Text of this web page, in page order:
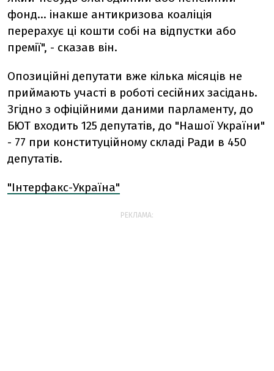
фонд... інакше антикризова коаліція
перерахує ці кошти собі на відпустки або
премії", - сказав він.
Опозиційні депутати вже кілька місяців не
приймають участі в роботі сесійних засідань.
Згідно з офіційними даними парламенту, до
БЮТ входить 125 депутатів, до "Нашої України"
- 77 при конституційному складі Ради в 450
депутатів.
"Інтерфакс-Україна"
РЕКЛАМА: